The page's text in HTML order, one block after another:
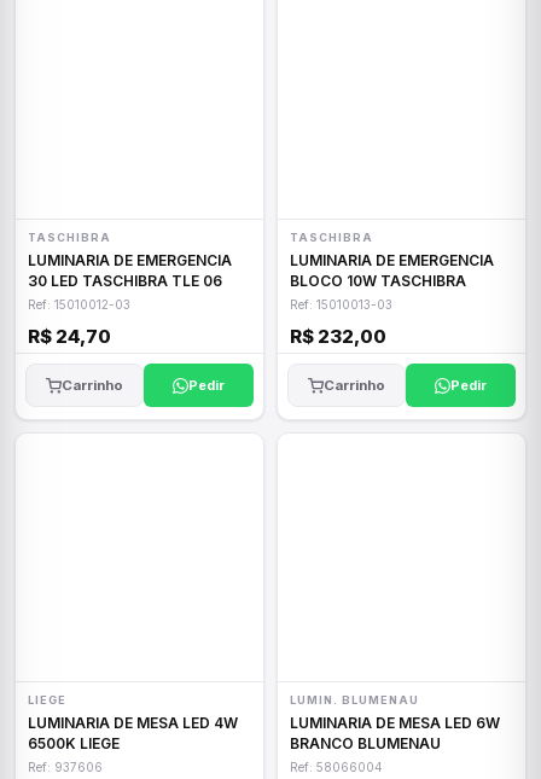
TASCHIBRA
LUMINARIA DE EMERGENCIA
30 LED TASCHIBRA TLE 06
Ref: 15010012-03
R$ 24,70
Carrinho Pedir
TASCHIBRA
LUMINARIA DE EMERGENCIA
BLOCO 10W TASCHIBRA
Ref: 15010013-03
R$ 232,00
Carrinho Pedir
LIEGE
LUMINARIA DE MESA LED 4W
6500K LIEGE
Ref: 937606
LUMIN. BLUMENAU
LUMINARIA DE MESA LED 6W
BRANCO BLUMENAU
Ref: 58066004